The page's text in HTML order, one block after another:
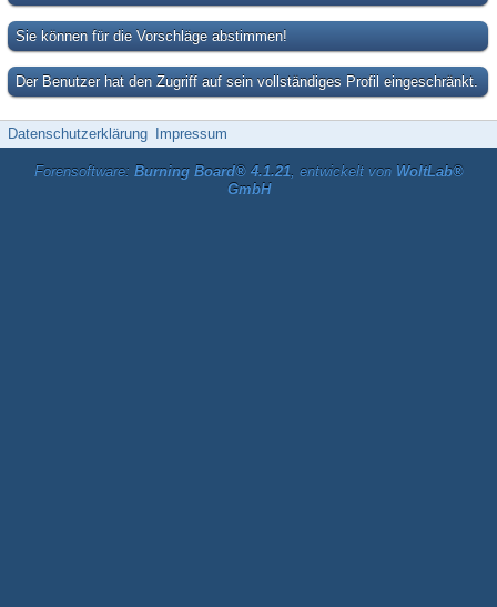
Sie können für die Vorschläge abstimmen!
Der Benutzer hat den Zugriff auf sein vollständiges Profil eingeschränkt.
Datenschutzerklärung Impressum
Forensoftware: Burning Board® 4.1.21, entwickelt von WoltLab®
GmbH